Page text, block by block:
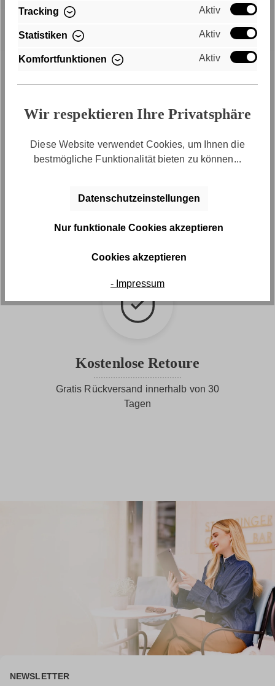
Deutschlands
Kauf auf Rechnung
Bequem per Rechnungskauf bezahlen
Kostenlose Retoure
Gratis Rückversand innerhalb von 30
Tagen
NEWSLETTER
Tracking Aktiv
Statistiken Aktiv
Komfortfunktionen Aktiv
Wir respektieren Ihre Privatsphäre
Diese Website verwendet Cookies, um Ihnen die
bestmögliche Funktionalität bieten zu können...
Datenschutzeinstellungen
Nur funktionale Cookies akzeptieren
Cookies akzeptieren
- Impressum